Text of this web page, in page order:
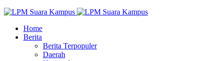
Home
Berita
Berita Terpopuler
Daerah